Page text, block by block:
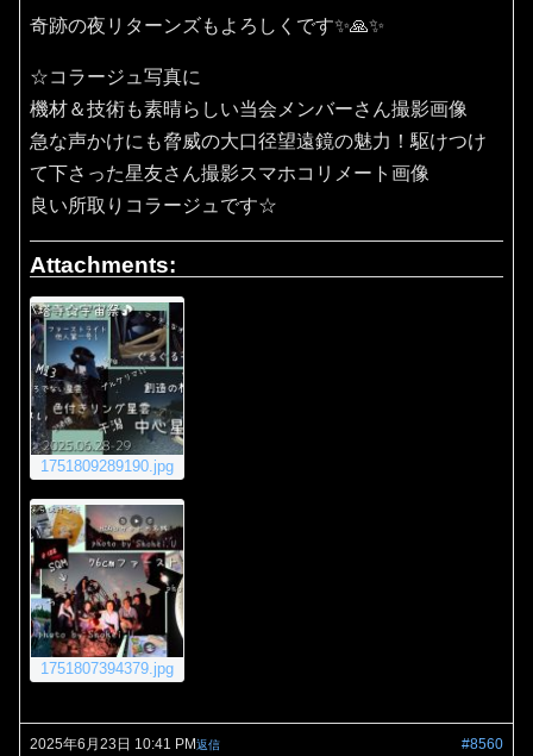
奇跡の夜リターンズもよろしくです✨🙏✨️
☆コラージュ写真に
機材＆技術も素晴らしい当会メンバーさん撮影画像
急な声かけにも脅威の大口径望遠鏡の魅力！駆けつけ
て下さった星友さん撮影スマホコリメート画像
良い所取りコラージュです☆
Attachments:
1751809289190.jpg
1751807394379.jpg
2025年6月23日 10:41 PM #8560
返信